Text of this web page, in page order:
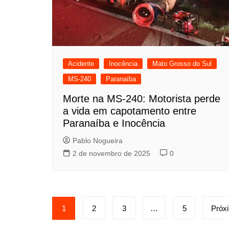
Acidente Inocência
Mato Grosso do Sul
MS-240
Paranaíba
Morte na MS-240: Motorista perde
a vida em capotamento entre
Paranaíba e Inocência
Pablo Nogueira
2 de novembro de 2025
0
Paginação
de
1 2 3 … 5